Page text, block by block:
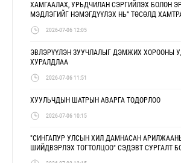
ХАМГААЛАХ, УРЬДЧИЛАН СЭРГИЙЛЭХ БОЛОН
МЭДЛЭГИЙГ НЭМЭГДҮҮЛЭХ НЬ” ТӨСӨЛД
2026-07-06 12:05
ЭВЛЭРҮҮЛЭН ЗУУЧЛАЛЫГ ДЭМЖИХ ХОРООНЫ
ХУРАЛДЛАА
2026-07-06 11:51
ХУУЛЬЧДЫН ШАТРЫН АВАРГА ТОДОРЛОО
2026-07-06 10:15
"СИНГАПУР УЛСЫН ХИЛ ДАМНАСАН
ШИЙДВЭРЛЭХ ТОГТОЛЦОО" СЭДЭВТ СУРГАЛТ